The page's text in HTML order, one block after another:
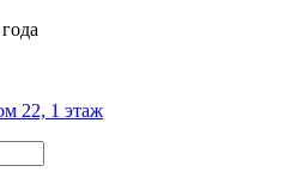
22, 1 этаж